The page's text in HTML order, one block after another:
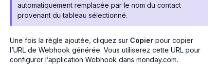
automatiquement remplacée par le nom du contact
provenant du tableau sélectionné.
Une fois la règle ajoutée, cliquez sur Copier pour copier
l’URL de Webhook générée. Vous utiliserez cette URL pour
configurer l’application Webhook dans monday.com.